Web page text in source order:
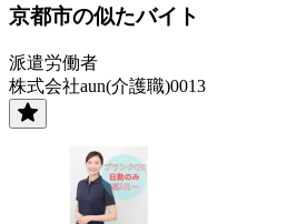
京都市の似たバイト
派遣労働者
株式会社aun(介護職)0013